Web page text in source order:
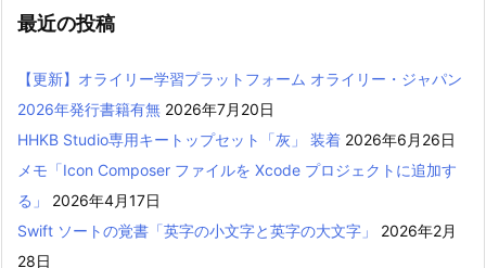
最近の投稿
【更新】オライリー学習プラットフォーム オライリー・ジャパン
2026年発行書籍有無 2026年7月20日
HHKB Studio専用キートップセット「灰」 装着 2026年6月26日
メモ「Icon Composer ファイルを Xcode プロジェクトに追加す
る」
2026年4月17日
Swift ソートの覚書「英字の小文字と英字の大文字」
2026年2月
28日